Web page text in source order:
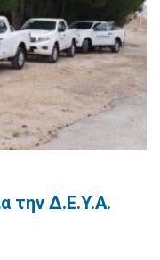
την Δ.Ε.Υ.Α.